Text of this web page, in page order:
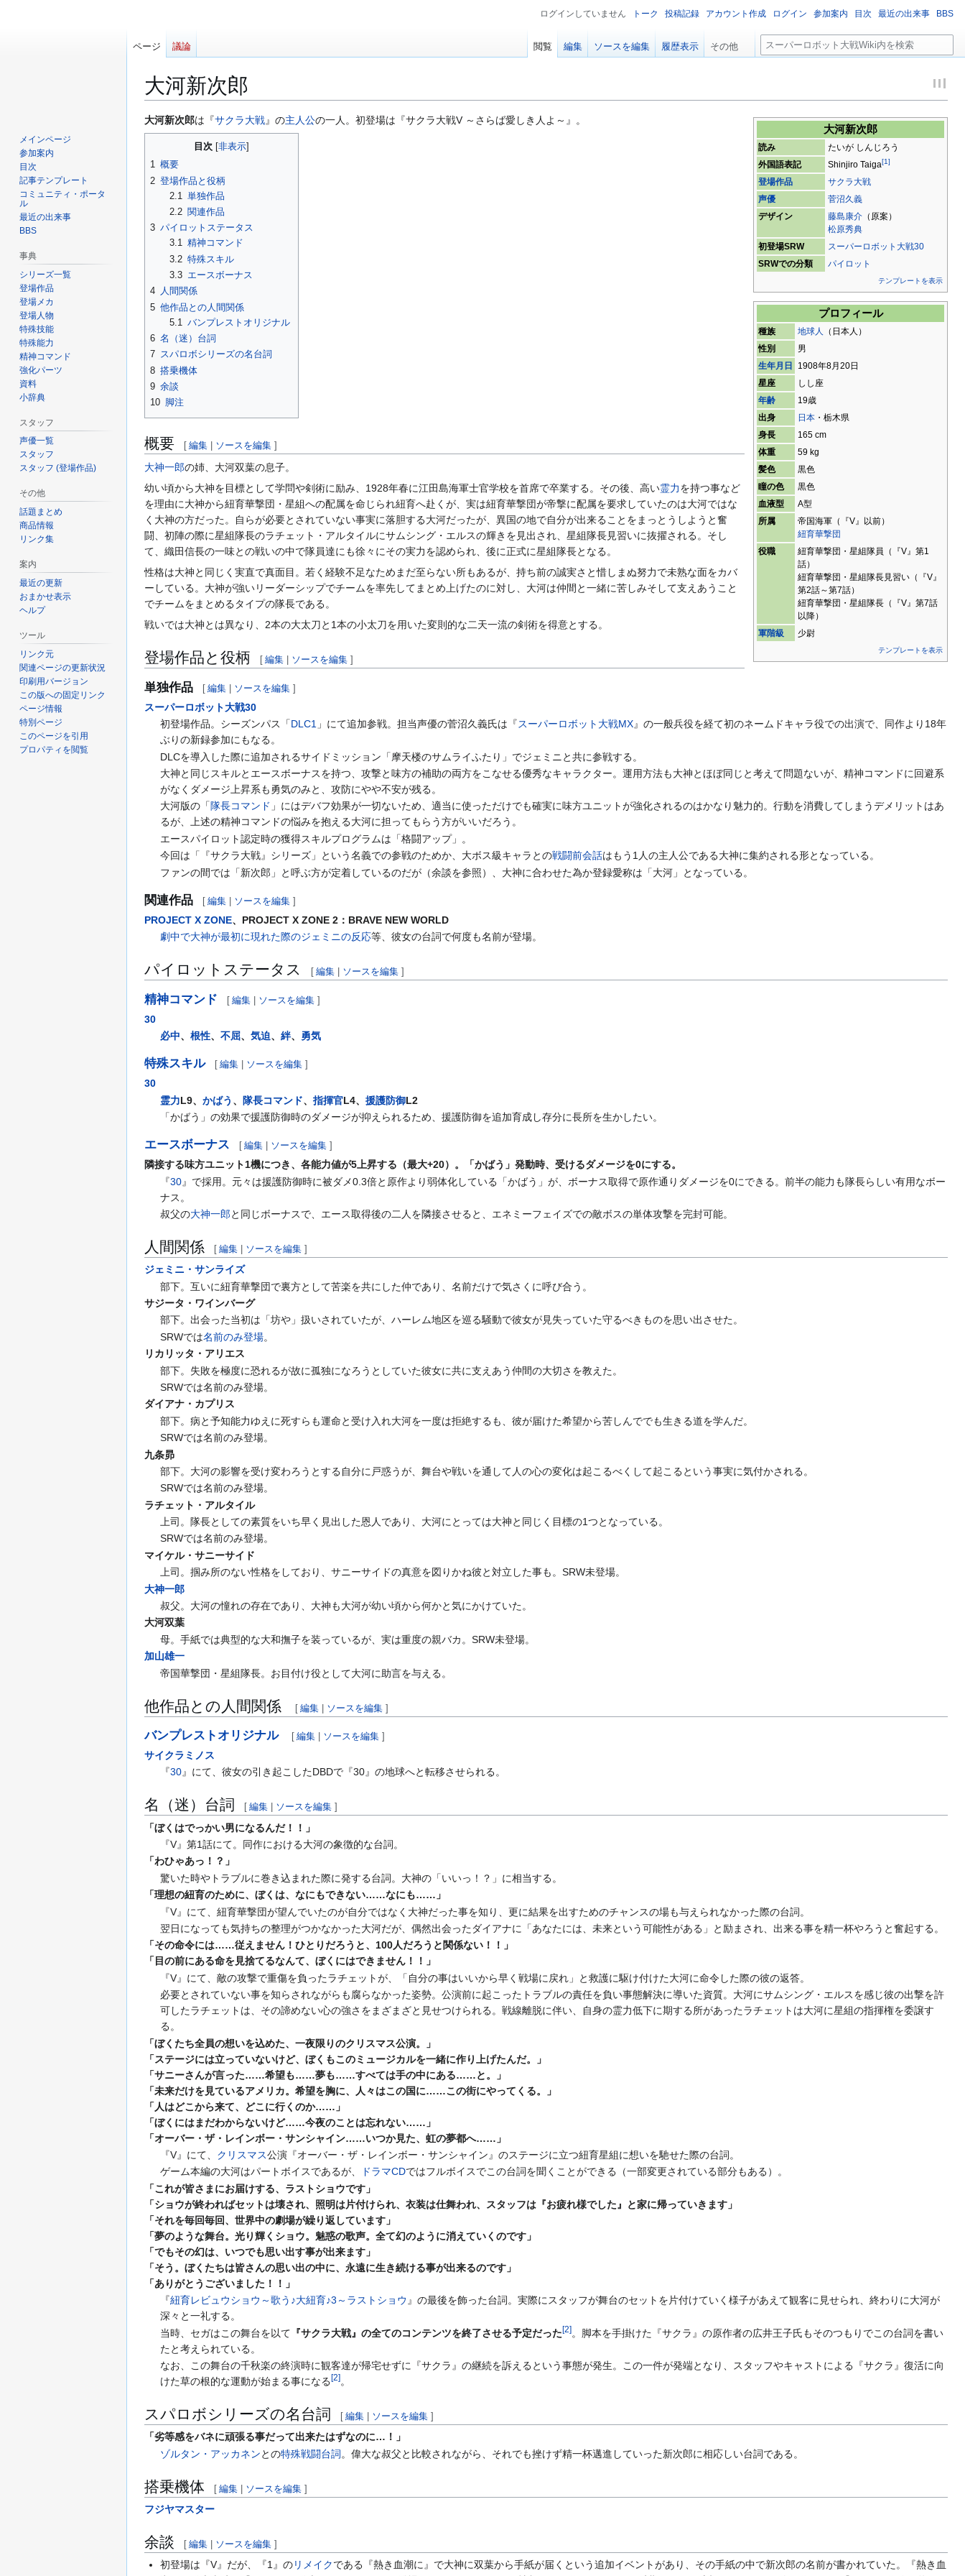
大河新次郎
ナ
ビ
ー
シ
に
検
索
移
動
大河新次郎
読み
たいが しんじろう
外国語表記
Shinjiro Taiga[1]
登場作品
サクラ大戦
声優
菅沼久義
デザイン
藤島康介 （原案）
松原秀典
初登場SRW
スーパーロボット大戦30
SRWでの分類
パイロット
テンプレートを表示
プロフィール
種族 地球人
（日本人）
性別
男
生年月日
1908年8月20日
星座
しし座
年齢
19歳
出身
日本 ・栃木県
身長
165 cm
体重
59 kg
髪色
黒色
瞳の色
黒色
血液型
A型
所属
帝国海軍（『V』以前）
紐育華撃団
役職
紐育華撃団・星組隊員（『V』第1
話）
紐育華撃団・星組隊長見習い（『V』
第2話～第7話）
紐育華撃団・星組隊長（『V』第7話
以降）
軍階級
少尉
テンプレートを表示
大河新次郎は『サクラ大戦』の主人公の一人。初登場は『サクラ大戦V ～さらば愛しき人よ～』。
目次
1 概要
2 登場作品と役柄
2.1
単独作品
2.2 関連作品
3 パイロットステータス
3.1 精神コマンド
3.2 特殊スキル
3.3 エースボーナス
4 人間関係
5 他作品との人間関係
5.1 バンプレストオリジナル
6 名（迷）台詞
7 スパロボシリーズの名台詞
8 搭乗機体
9 余談
10 脚注
概要 [ 編集 ソースを編集 ]
大神一郎の姉、大河双葉の息子。
幼い頃から大神を目標として学問や剣術に励み、1928年春に江田島海軍士官学校を首席で卒業する。その後、高い霊力を持つ事など
を理由に大神から紐育華撃団・星組への配属を命じられ紐育へ赴くが、実は紐育華撃団が帝撃に配属を要求していたのは大河ではな
く大神の方だった。自らが必要とされていない事実に落胆する大河だったが、異国の地で自分が出来ることをまっとうしようと奮
闘、初陣の際に星組隊長のラチェット・アルタイルにサムシング・エルスの輝きを見出され、星組隊長見習いに抜擢される。そし
て、織田信長の一味との戦いの中で隊員達にも徐々にその実力を認められ、後に正式に星組隊長となる。
性格は大神と同じく実直で真面目。若く経験不足なためまだ至らない所もあるが、持ち前の誠実さと惜しまぬ努力で未熟な面をカバ
ーしている。大神が強いリーダーシップでチームを率先してまとめ上げたのに対し、大河は仲間と一緒に苦しみそして支えあうこと
でチームをまとめるタイプの隊長である。
戦いでは大神とは異なり、2本の大太刀と1本の小太刀を用いた変則的な二天一流の剣術を得意とする。
登場作品と役柄 [ 編集 ソースを編集 ]
単独作品 [ 編集 ソースを編集 ]
スーパーロボット大戦30
初登場作品。シーズンパス「DLC1 」にて追加参戦。担当声優の菅沼久義氏は『スーパーロボット大戦MX』の一般兵役を経て初のネームドキャラ役での出演で、同作より18年
ぶりの新録参加にもなる。
DLCを導入した際に追加されるサイドミッション「摩天楼のサムライふたり」でジェミニと共に参戦する。
大神と同じスキルとエースボーナスを持つ、攻撃と味方の補助の両方をこなせる優秀なキャラクター。運用方法も大神とほぼ同じと考えて問題ないが、精神コマンドに回避系
がなくダメージ上昇系も勇気のみと、攻防にやや不安が残る。
大河版の「隊長コマンド 」にはデバフ効果が一切ないため、適当に使っただけでも確実に味方ユニットが強化されるのはかなり魅力的。行動を消費してしまうデメリットはあ
るが、上述の精神コマンドの悩みを抱える大河に担ってもらう方がいいだろう。
エースパイロット認定時の獲得スキルプログラムは「格闘アップ」。
今回は「『サクラ大戦』シリーズ」という名義での参戦のためか、大ボス級キャラとの戦闘前会話はもう1人の主人公である大神に集約される形となっている。
ファンの間では「新次郎」と呼ぶ方が定着しているのだが（余談を参照）、大神に合わせた為か登録愛称は「大河」となっている。
関連作品 [ 編集 ソースを編集 ]
PROJECT X ZONE、PROJECT X ZONE 2：BRAVE NEW WORLD
劇中で大神が最初に現れた際のジェミニの反応等、彼女の台詞で何度も名前が登場。
パイロットステータス [ 編集 ソースを編集 ]
精神コマンド [ 編集 ソースを編集 ]
30
必中、根性、不屈、気迫、絆、 勇気
特殊スキル [ 編集 ソースを編集 ]
30
霊力L9、かばう 、 隊長コマンド、指揮官L4、援護防御L2
「かばう」の効果で援護防御時のダメージが抑えられるため、援護防御を追加育成し存分に長所を生かしたい。
エースボーナス [ 編集 ソースを編集 ]
隣接する味方ユニット1機につき、各能力値が5上昇する（最大+20）。「かばう」発動時、受けるダメージを0にする。
『30』で採用。元々は援護防御時に被ダメ0.3倍と原作より弱体化している「かばう」が、ボーナス取得で原作通りダメージを0にできる。前半の能力も隊長らしい有用なボー
ナス。
叔父の大神一郎と同じボーナスで、エース取得後の二人を隣接させると、エネミーフェイズでの敵ボスの単体攻撃を完封可能。
人間関係 [ 編集 ソースを編集 ]
ジェミニ・サンライズ
部下。互いに紐育華撃団で裏方として苦楽を共にした仲であり、名前だけで気さくに呼び合う。
サジータ・ワインバーグ
部下。出会った当初は「坊や」扱いされていたが、ハーレム地区を巡る騒動で彼女が見失っていた守るべきものを思い出させた。
SRWでは名前のみ登場。
リカリッタ・アリエス
部下。失敗を極度に恐れるが故に孤独になろうとしていた彼女に共に支えあう仲間の大切さを教えた。
SRWでは名前のみ登場。
ダイアナ・カプリス
部下。病と予知能力ゆえに死すらも運命と受け入れ大河を一度は拒絶するも、彼が届けた希望から苦しんででも生きる道を学んだ。
SRWでは名前のみ登場。
九条昴
部下。大河の影響を受け変わろうとする自分に戸惑うが、舞台や戦いを通して人の心の変化は起こるべくして起こるという事実に気付かされる。
SRWでは名前のみ登場。
ラチェット・アルタイル
上司。隊長としての素質をいち早く見出した恩人であり、大河にとっては大神と同じく目標の1つとなっている。
SRWでは名前のみ登場。
マイケル・サニーサイド
上司。掴み所のない性格をしており、サニーサイドの真意を図りかね彼と対立した事も。SRW未登場。
大神一郎
叔父。大河の憧れの存在であり、大神も大河が幼い頃から何かと気にかけていた。
大河双葉
母。手紙では典型的な大和撫子を装っているが、実は重度の親バカ。SRW未登場。
加山雄一
帝国華撃団・星組隊長。お目付け役として大河に助言を与える。
他作品との人間関係 [ 編集 | ソースを編集 ]
バンプレストオリジナル [ 編集 ソースを編集 ]
サイクラミノス
『30』にて、彼女の引き起こしたDBDで『30』の地球へと転移させられる。
名（迷）台詞 [ 編集 ソースを編集 ]
「ぼくはでっかい男になるんだ！！」
『V』第1話にて。同作における大河の象徴的な台詞。
「わひゃあっ！？」
驚いた時やトラブルに巻き込まれた際に発する台詞。大神の「いいっ！？」に相当する。
「理想の紐育のために、ぼくは、なにもできない……なにも……」
『V』にて、紐育華撃団が望んでいたのが自分ではなく大神だった事を知り、更に結果を出すためのチャンスの場も与えられなかった際の台詞。
翌日になっても気持ちの整理がつかなかった大河だが、偶然出会ったダイアナに「あなたには、未来という可能性がある」と励まされ、出来る事を精一杯やろうと奮起する。
「その命令には……従えません！ひとりだろうと、100人だろうと関係ない！！」
「目の前にある命を見捨てるなんて、ぼくにはできません！！」
『V』にて、敵の攻撃で重傷を負ったラチェットが、「自分の事はいいから早く戦場に戻れ」と救護に駆け付けた大河に命令した際の彼の返答。
必要とされていない事を知らされながらも腐らなかった姿勢。公演前に起こったトラブルの責任を負い事態解決に導いた資質。大河にサムシング・エルスを感じ彼の出撃を許
可したラチェットは、その諦めない心の強さをまざまざと見せつけられる。戦線離脱に伴い、自身の霊力低下に期する所があったラチェットは大河に星組の指揮権を委譲す
る。
「ぼくたち全員の想いを込めた、一夜限りのクリスマス公演。」
「ステージには立っていないけど、ぼくもこのミュージカルを一緒に作り上げたんだ。」
「サニーさんが言った……希望も……夢も……すべては手の中にある……と。」
「未来だけを見ているアメリカ。希望を胸に、人々はこの国に……この街にやってくる。」
「人はどこから来て、どこに行くのか……」
「ぼくにはまだわからないけど……今夜のことは忘れない……」
「オーバー・ザ・レインボー・サンシャイン……いつか見た、虹の夢都へ……」
『V』にて、 クリスマス公演『オーバー・ザ・レインボー・サンシャイン』のステージに立つ紐育星組に想いを馳せた際の台詞。
ゲーム本編の大河はパートボイスであるが、
ドラマCDではフルボイスでこの台詞を聞くことができる（一部変更されている部分もある）。
「これが皆さまにお届けする、ラストショウです」
「ショウが終わればセットは壊され、照明は片付けられ、衣装は仕舞われ、スタッフは『お疲れ様でした』と家に帰っていきます」
「それを毎回毎回、世界中の劇場が繰り返しています」
「夢のような舞台。光り輝くショウ。魅惑の歌声。全て幻のように消えていくのです」
「でもその幻は、いつでも思い出す事が出来ます」
「そう。ぼくたちは皆さんの思い出の中に、永遠に生き続ける事が出来るのです」
「ありがとうございました！！」
『紐育レビュウショウ～歌う♪大紐育♪3～ラストショウ 』の最後を飾った台詞。実際にスタッフが舞台のセットを片付けていく様子があえて観客に見せられ、終わりに大河が
深々と一礼する。
当時、セガはこの舞台を以て 『サクラ大戦』の全てのコンテンツを終了させる予定だった[2]。脚本を手掛けた『サクラ』の原作者の広井王子氏もそのつもりでこの台詞を書い
たと考えられている。
なお、この舞台の千秋楽の終演時に観客達が帰宅せずに『サクラ』の継続を訴えるという事態が発生。この一件が発端となり、スタッフやキャストによる『サクラ』復活に向
けた草の根的な運動が始まる事になる[2] 。
スパロボシリーズの名台詞 [ 編集 ソースを編集 ]
「劣等感をバネに頑張る事だって出来たはずなのに…！」
ゾルタン・アッカネンとの特殊戦闘台詞。偉大な叔父と比較されながら、それでも挫けず精一杯邁進していった新次郎に相応しい台詞である。
搭乗機体 [ 編集 | ソースを編集 ]
フジヤマスター
余談 [ 編集 ソースを編集 ]
初登場は『V』だが、『1』のリメイクである『熱き血潮に』で大神に双葉から手紙が届くという追加イベントがあり、その手紙の中で新次郎の名前が書かれていた。『熱き血
ログインしていません トーク 投稿記録 アカウント作成 ログイン 参加案内 目次 最近の出来事 BBS
ページ 議論 閲覧 編集 ソースを編集 履歴表示 その他
検
索
メインページ
参加案内
目次
記事テンプレート
コミュニティ・ポータ
ル
最近の出来事
BBS
事典
シリーズ一覧
登場作品
登場メカ
登場人物
特殊技能
特殊能力
精神コマンド
強化パーツ
資料
小辞典
スタッフ
声優一覧
スタッフ
スタッフ (登場作品)
その他
話題まとめ
商品情報
リンク集
案内
最近の更新
おまかせ表示
ヘルプ
ツール
リンク元
関連ページの更新状況
印刷用バージョン
この版への固定リンク
ページ情報
特別ページ
このページを引用
プロパティを閲覧